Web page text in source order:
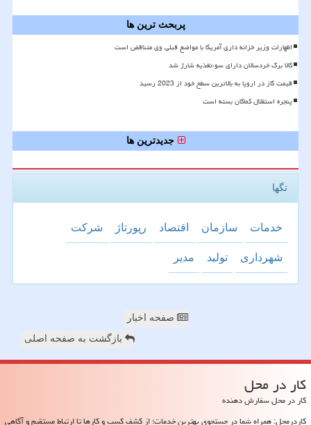
پربحث ترین ها
اظهارات وزیر خزانه داری آمریکا با مواضع قبلی وی متناقض است
کالا برگ خردسالان دارای سوءتغذیه شارژ شد
قیمت گاز در اروپا به بالاترین سطح خود از 2023 رسید
پنجره استقلال کماکان بسته است
جدیدترین ها
تگها
خدمات سازمان اقتصاد رپورتاژ شركت
شهرداری تولید مدیر
صفحه اخبار
بازگشت به صفحه اصلی
كار در محل
کار در محل سفارش دهنده
کاردرمحل: همراه شما در جستجوی بهترین خدمات؛ از کشف کسب و کارها تا ارتباط مستقیم و آگاهی